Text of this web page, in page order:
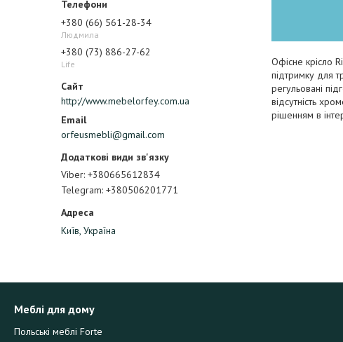
+380 (66) 561-28-34
Людмила
+380 (73) 886-27-62
Life
http://www.mebelorfey.com.ua
orfeusmebli@gmail.com
Viber +380665612834
Telegram +380506201771
Київ, Україна
Офісне крісло
підтримку для
регульовані
відсутність
рішенням в
Меблі для дому
Польські меблі Forte